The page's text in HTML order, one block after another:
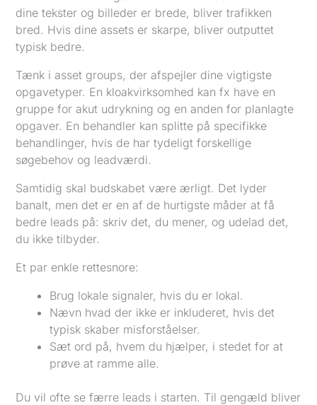
dine tekster og billeder er brede, bliver trafikken
bred. Hvis dine assets er skarpe, bliver outputtet
typisk bedre.
Tænk i asset groups, der afspejler dine vigtigste
opgavetyper. En kloakvirksomhed kan fx have en
gruppe for akut udrykning og en anden for planlagte
opgaver. En behandler kan splitte på specifikke
behandlinger, hvis de har tydeligt forskellige
søgebehov og leadværdi.
Samtidig skal budskabet være ærligt. Det lyder
banalt, men det er en af de hurtigste måder at få
bedre leads på: skriv det, du mener, og udelad det,
du ikke tilbyder.
Et par enkle rettesnore:
Brug lokale signaler, hvis du er lokal.
Nævn hvad der ikke er inkluderet, hvis det
typisk skaber misforståelser.
Sæt ord på, hvem du hjælper, i stedet for at
prøve at ramme alle.
Du vil ofte se færre leads i starten. Til gengæld bliver